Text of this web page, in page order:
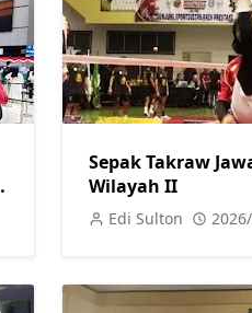
Sepak Takraw
Wilayah II
Edi Sulton